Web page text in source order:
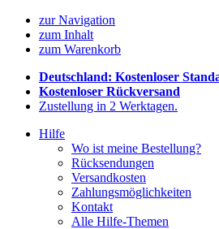
zur Navigation
zum Inhalt
zum Warenkorb
Deutschland: Kostenloser
Kostenloser Rückversand
Zustellung in 2 Werktagen.
Hilfe
Wo ist meine Bestellung?
Rücksendungen
Versandkosten
Zahlungsmöglichkeiten
Kontakt
Alle Hilfe-Themen